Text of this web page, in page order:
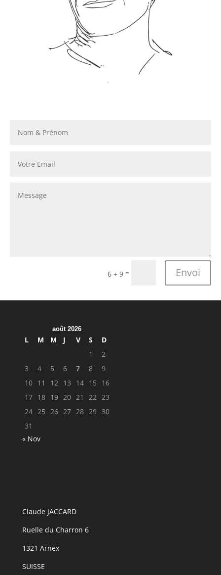
6 + 9 = Envoi
août 2026
L M M J V S
D
1
2
3
4 5 6 7 8
9
10 11 12 13 14 15
16
17 18 19 20 21 22 23
24 25 26 27 28 29 30
31
« Nov
Claude JACCARD
Ruelle du Charron 6
1321 Arnex
SUISSE